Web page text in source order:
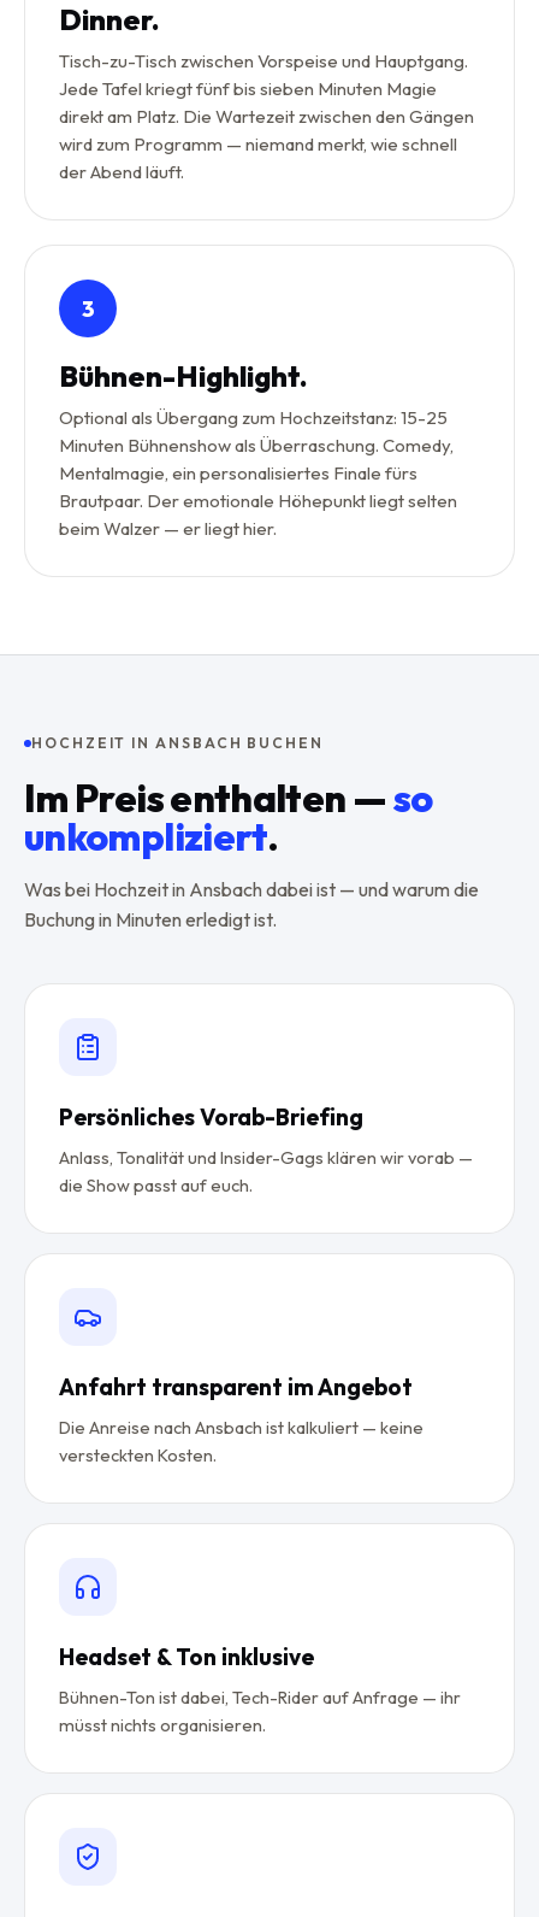
Dinner.
Tisch-zu-Tisch zwischen Vorspeise und Hauptgang.
Jede Tafel kriegt fünf bis sieben Minuten Magie
direkt am Platz. Die Wartezeit zwischen den Gängen
wird zum Programm — niemand merkt, wie schnell
der Abend läuft.
3
Bühnen-Highlight.
Optional als Übergang zum Hochzeitstanz: 15-25
Minuten Bühnenshow als Überraschung. Comedy,
Mentalmagie, ein personalisiertes Finale fürs
Brautpaar. Der emotionale Höhepunkt liegt selten
beim Walzer — er liegt hier.
HOCHZEIT IN ANSBACH BUCHEN
Im Preis enthalten —so
unkompliziert.
Was bei Hochzeit in Ansbach dabei ist — und warum die
Buchung in Minuten erledigt ist.
Persönliches Vorab-Briefing
Anlass, Tonalität und Insider-Gags klären wir vorab —
die Show passt auf euch.
Anfahrt transparent im Angebot
Die Anreise nach Ansbach ist kalkuliert — keine
versteckten Kosten.
Headset & Ton inklusive
Bühnen-Ton ist dabei, Tech-Rider auf Anfrage — ihr
müsst nichts organisieren.